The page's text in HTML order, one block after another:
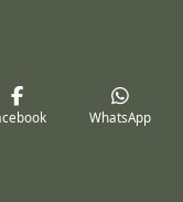
WhatsApp